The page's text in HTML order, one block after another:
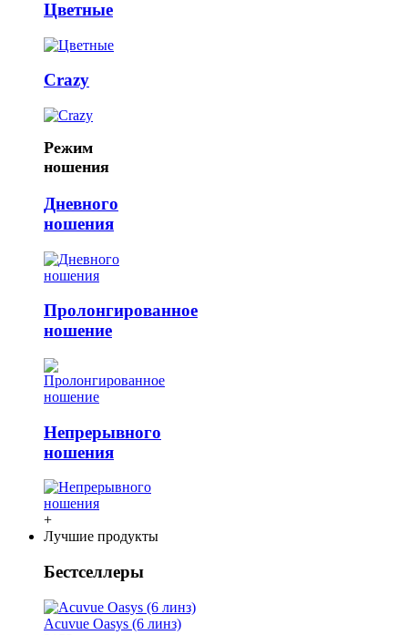
Цветные
Crazy
Режим
ношения
Дневного
ношения
Пролонгированное
ношение
Непрерывного
ношения
+
Лучшие продукты
Бестселлеры
Acuvue Oasys (6 линз)